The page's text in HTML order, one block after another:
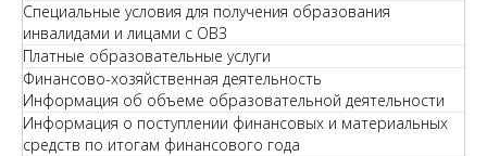
Специальные условия для получения образования
инвалидами и лицами с ОВЗ
Платные образовательные услуги
Финансово-хозяйственная деятельность
Информация об объеме образовательной деятельности
Информация о поступлении финансовых и материальных
средств по итогам финансового года